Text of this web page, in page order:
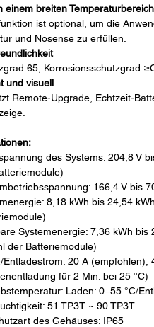
einem breiten Temperaturbereich
ist optional, um die
und Nosense zu erfüllen.
65, Korrosionsschutzgrad
und visuell
Remote-Upgrade, Echtzeit-
des Systems: 204,8 V
166,4 V bis
8,18 kWh bis 24,54
Systemenergie: 7,36 kWh
der Batteriemodule)
Entladestrom: 20 A (empfohlen),
für 2 Min. bei 25 °C)
Laden: 0–55 °C/
51 TP3T ~ 90 TP3T
des Gehäuses: IP65